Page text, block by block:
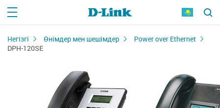
Негізгі Өнімдер мен шешімдер
Power over Ethernet
DPH-120SE